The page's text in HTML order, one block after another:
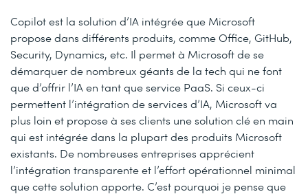
Copilot est la solution d’IA intégrée que Microsoft
propose dans différents produits, comme Office, GitHub,
Security, Dynamics, etc. Il permet à Microsoft de se
démarquer de nombreux géants de la tech qui ne font
que d’offrir l’IA en tant que service PaaS. Si ceux-ci
permettent l’intégration de services d’IA, Microsoft va
plus loin et propose à ses clients une solution clé en main
qui est intégrée dans la plupart des produits Microsoft
existants. De nombreuses entreprises apprécient
l’intégration transparente et l’effort opérationnel minimal
que cette solution apporte. C’est pourquoi je pense que